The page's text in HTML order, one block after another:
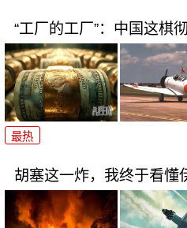
“工厂的工厂”：中国这棋
最热
胡塞这一炸，我终于看懂